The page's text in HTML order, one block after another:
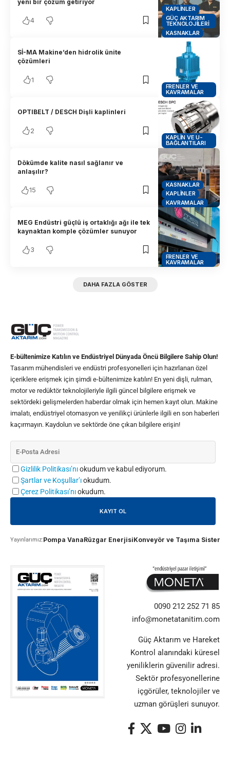
KAPLINLER
GÜÇ AKTARIM
TEKNOLOJILERI
KASNAKLAR
yeni bir çözüm getiriyor
4
FRENLER VE
KAVRAMALAR
Sİ-MA Makine’den hidrolik ünite
çözümleri
1
KAPLIN VE U-
BAĞLANTILARI
OPTIBELT / DESCH Dişli kaplinleri
2
KASNAKLAR
KAPLINLER
KAVRAMALAR
Dökümde kalite nasıl sağlanır ve
anlaşılır?
15
FRENLER VE
KAVRAMALAR
MEG Endüstri güçlü iş ortaklığı ağı ile tek
kaynaktan komple çözümler sunuyor
3
DAHA FAZLA GÖSTER
E-bültenimize Katılın ve Endüstriyel Dünyada Öncü Bilgilere Sahip Olun!
Tasarım mühendisleri ve endüstri profesyonelleri için hazırlanan özel
içeriklere erişmek için şimdi e-bültenimize katılın! En yeni dişli, rulman,
motor ve redüktör teknolojileriyle ilgili güncel bilgilere erişmek ve
sektördeki gelişmelerden haberdar olmak için hemen kayıt olun. Makine
imalatı, endüstriyel otomasyon ve yenilikçi ürünlerle ilgili en son haberleri
kaçırmayın. Kaydolun ve sektörde öne çıkan bilgilere erişin!
Gizlilik Politikası’nıokudum ve kabul ediyorum.
Şartlar ve Koşullar’ıokudum.
Çerez Politikası’nıokudum.
Yayınlarımız:Pompa VanaRüzgar EnerjisiKonveyör ve Taşıma
0090 212 252 71 85
info@monetatanitim.com
Güç Aktarım ve Hareket
Kontrol alanındaki küresel
yeniliklerin güvenilir adresi.
Sektör profesyonellerine
içgörüler, teknolojiler ve
uzman görüşleri sunuyor.